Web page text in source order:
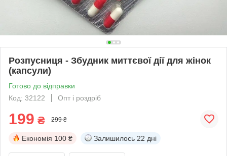
Розпусниця - Збудник миттєвої дії для жінок
(капсули)
Готово до відправки
Код: 32122
Опт і роздріб
199 ₴ 299 ₴
Економія 100 ₴ Залишилось 22 дні